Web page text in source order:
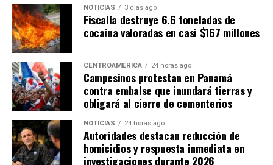
NOTICIAS 3 días ago
Fiscalía destruye 6.6 toneladas de
cocaína valoradas en casi $167 millones
CENTROAMÉRICA 24 horas ago
Campesinos protestan en Panamá
contra embalse que inundará tierras y
obligará al cierre de cementerios
NOTICIAS 24 horas ago
Autoridades destacan reducción de
homicidios y respuesta inmediata en
investigaciones durante 2026